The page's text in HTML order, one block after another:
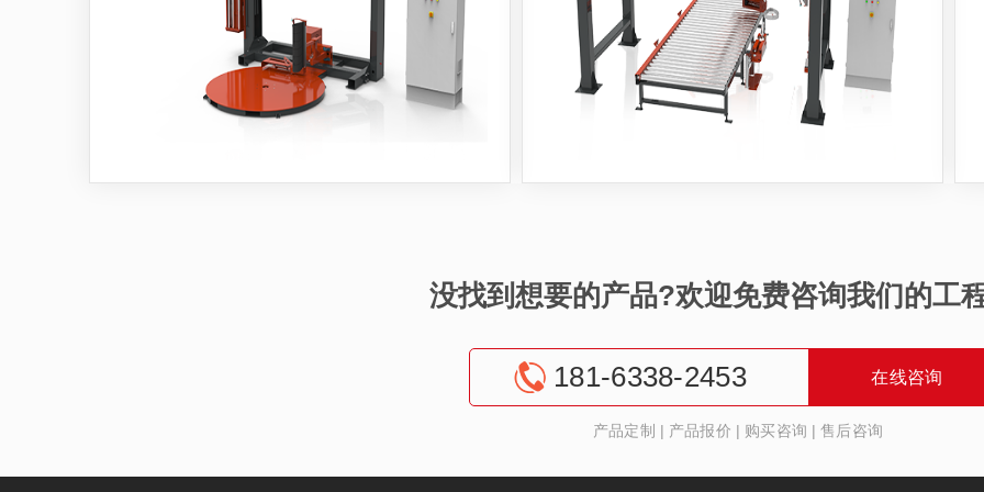
没找到想要的产品?欢迎免费咨询我们的工
181-6338-2453 在线咨询
产品定制 | 产品报价 | 购买咨询 |售后咨询